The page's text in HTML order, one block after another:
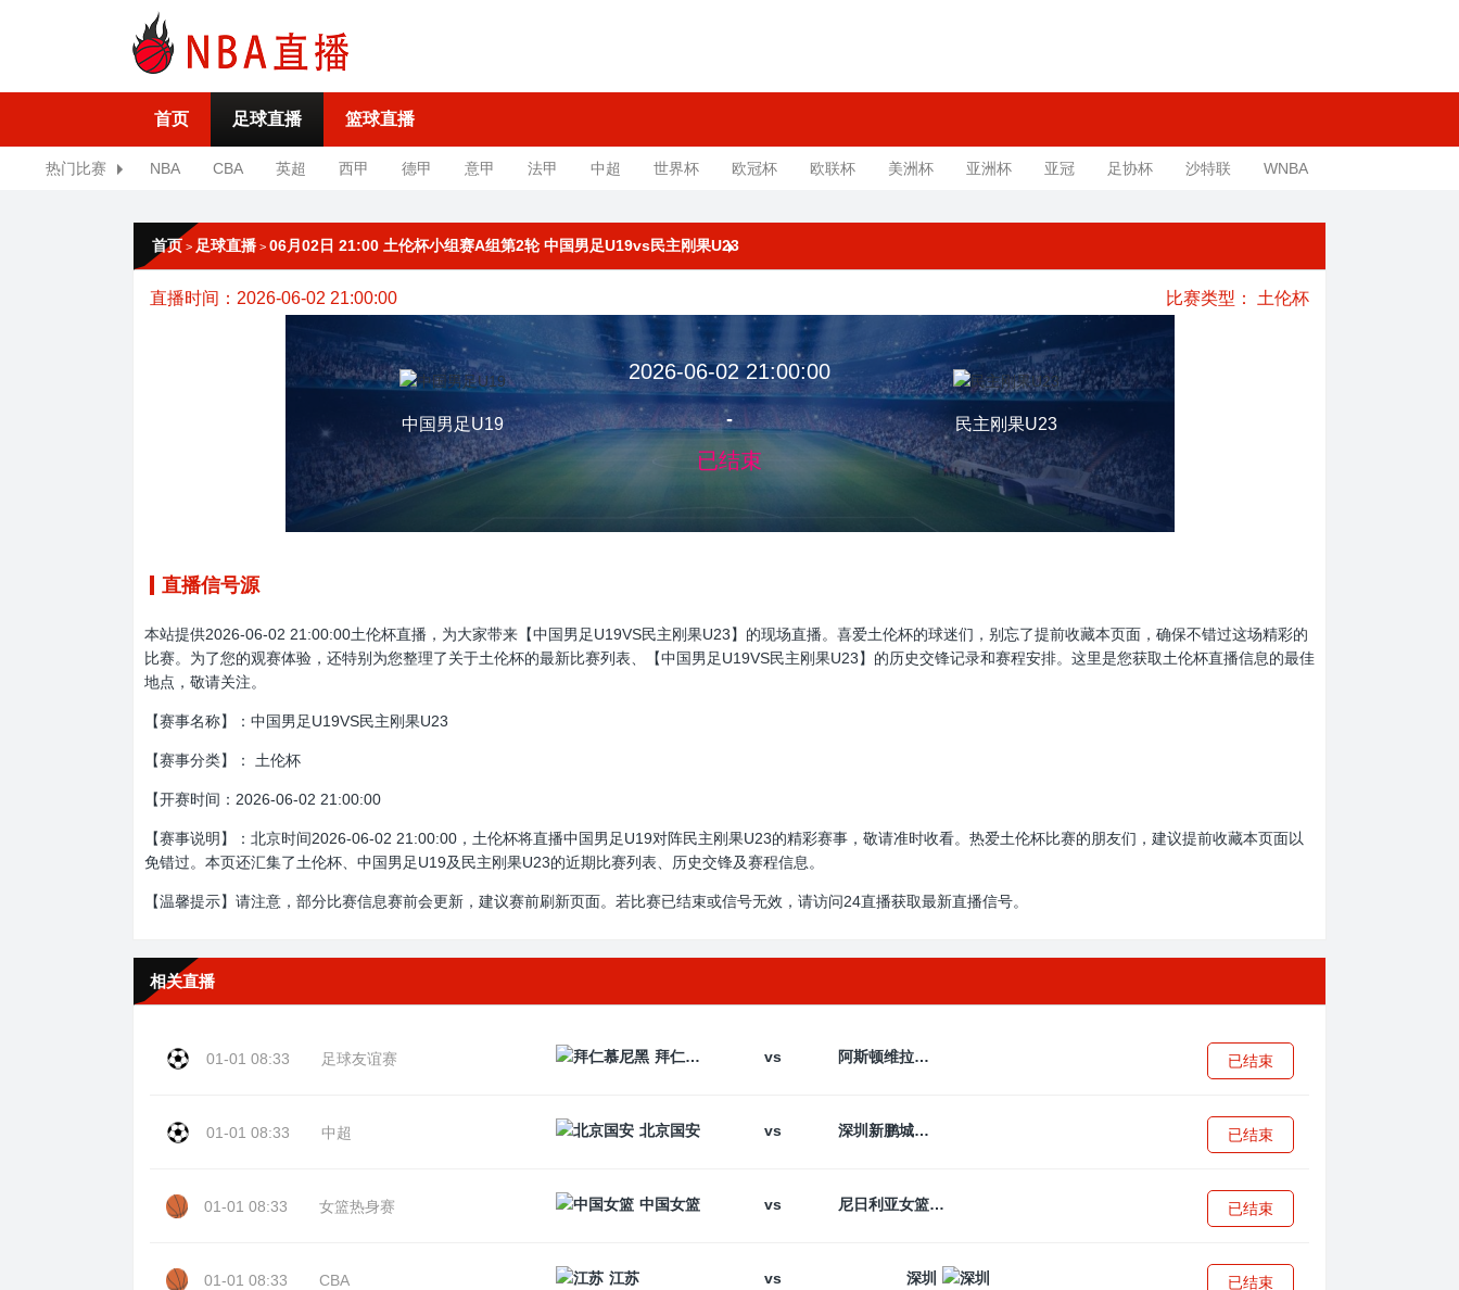
首页 足球直播 篮球直播
热门比赛 NBA CBA 英超 西甲 德甲 意甲 法甲 中超 世界杯 欧冠杯 欧联杯 美洲杯 亚洲杯 亚冠 足协杯 沙特联 WNBA
首页 > 足球直播 > 06月02日 21:00 土伦杯小组赛A组第2轮 中国男足U19vs民主刚果U23
直播时间：2026-06-02 21:00:00 比赛类型： 土伦杯
中国男足U19
2026-06-02 21:00:00
-
已结束
民主刚果U23
直播信号源
本站提供2026-06-02 21:00:00土伦杯直播，为大家带来【中国男足U19VS民主刚果U23】的现场直播。喜爱土伦杯的球迷们，别忘了提前收藏本页面，确保不错过这场精彩的
比赛。为了您的观赛体验，还特别为您整理了关于土伦杯的最新比赛列表、【中国男足U19VS民主刚果U23】的历史交锋记录和赛程安排。这里是您获取土伦杯直播信息的最佳
地点，敬请关注。
【赛事名称】：中国男足U19VS民主刚果U23
【赛事分类】： 土伦杯
【开赛时间：2026-06-02 21:00:00
【赛事说明】：北京时间2026-06-02 21:00:00，土伦杯将直播中国男足U19对阵民主刚果U23的精彩赛事，敬请准时收看。热爱土伦杯比赛的朋友们，建议提前收藏本页面以
免错过。本页还汇集了土伦杯、中国男足U19及民主刚果U23的近期比赛列表、历史交锋及赛程信息。
【温馨提示】请注意，部分比赛信息赛前会更新，建议赛前刷新页面。若比赛已结束或信号无效，请访问24直播获取最新直播信号。
相关直播
01-01 08:33 足球友谊赛 拜仁慕尼黑 vs 阿斯顿维拉 已结束
01-01 08:33 中超 北京国安 vs 深圳新鹏城 已结束
01-01 08:33 女篮热身赛 中国女篮 vs 尼日利亚女篮 已结束
01-01 08:33 CBA 江苏 vs 深圳 已结束